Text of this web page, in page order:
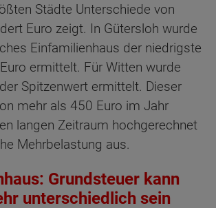
Städte Unterschiede von
Euro zeigt. In Gütersloh wurde
Einfamilienhaus der niedrigste
ermittelt. Für Witten wurde
Spitzenwert ermittelt. Dieser
mehr als 450 Euro im Jahr
langen Zeitraum hochgerechnet
Mehrbelastung aus.
Grundsteuer kann
unterschiedlich sein